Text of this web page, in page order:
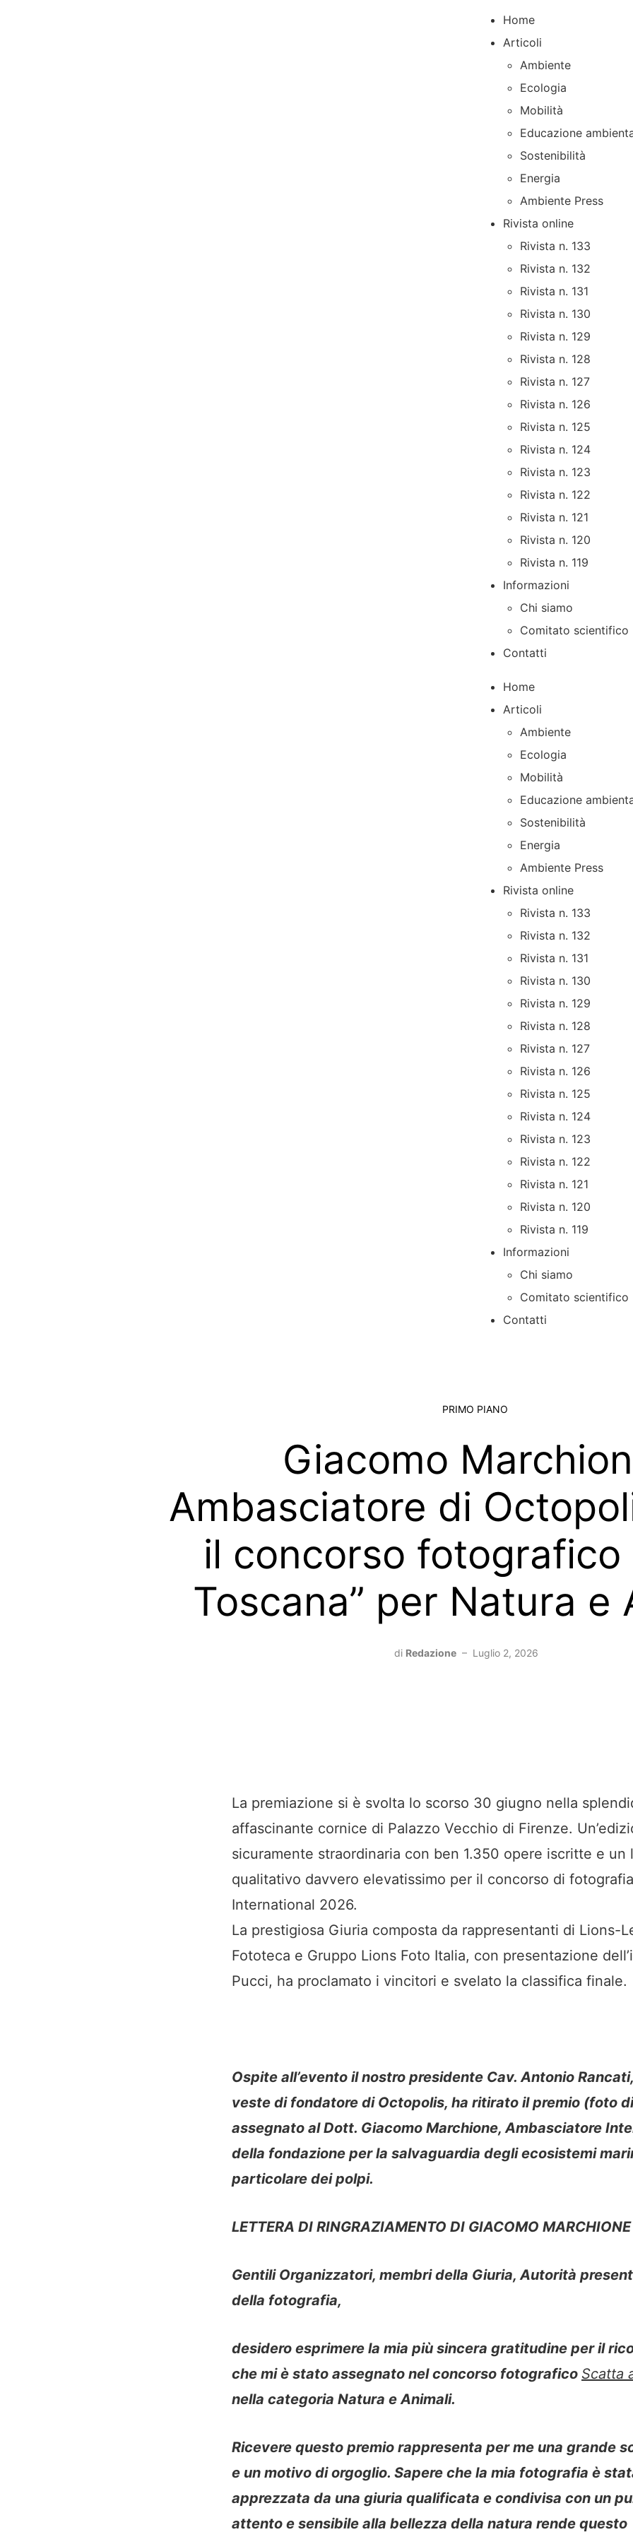
Home
Articoli
Ambiente
Ecologia
Mobilità
Educazione
Sostenibilità
Energia
Ambiente Press
Rivista online
Rivista n. 133
Rivista n. 132
Rivista n. 131
Rivista n. 130
Rivista n. 129
Rivista n. 128
Rivista n. 127
Rivista n. 126
Rivista n. 125
Rivista n. 124
Rivista n. 123
Rivista n. 122
Rivista n. 121
Rivista n. 120
Rivista n. 119
Informazioni
Chi siamo
Comitato scientifico
Contatti
Home
Articoli
Ambiente
Ecologia
Mobilità
Educazione
Sostenibilità
Energia
Ambiente Press
Rivista online
Rivista n. 133
Rivista n. 132
Rivista n. 131
Rivista n. 130
Rivista n. 129
Rivista n. 128
Rivista n. 127
Rivista n. 126
Rivista n. 125
Rivista n. 124
Rivista n. 123
Rivista n. 122
Rivista n. 121
Rivista n. 120
Rivista n. 119
Informazioni
Chi siamo
Comitato scientifico
Contatti
PRIMO PIANO
Giacomo
Ambasciatore di
il concorso fotografico
Toscana” per Natura e
di Redazione – Luglio 2, 2026
La premiazione si è svolta lo scorso 30 giugno nella
affascinante cornice di Palazzo Vecchio di Firenze.
sicuramente straordinaria con ben 1.350 opere iscritte e un
qualitativo davvero elevatissimo per il concorso di
International 2026.
La prestigiosa Giuria composta da rappresentanti di Lions-
Fototeca e Gruppo Lions Foto Italia, con presentazione
Pucci, ha proclamato i vincitori e svelato la classifica finale.
Ospite all’evento il nostro presidente Cav. Antonio
veste di fondatore di Octopolis, ha ritirato il premio (foto
assegnato al Dott. Giacomo Marchione, Ambasciatore
della fondazione per la salvaguardia degli ecosistemi
particolare dei polpi.
LETTERA DI RINGRAZIAMENTO DI GIACOMO MARCHIONE
Gentili Organizzatori, membri della Giuria, Autorità
della fotografia,
desidero esprimere la mia più sincera gratitudine per il
che mi è stato assegnato nel concorso fotografico Scatta
nella categoria Natura e Animali.
Ricevere questo premio rappresenta per me una grande
e un motivo di orgoglio. Sapere che la mia fotografia è
apprezzata da una giuria qualificata e condivisa con un
attento e sensibile alla bellezza della natura rende questo